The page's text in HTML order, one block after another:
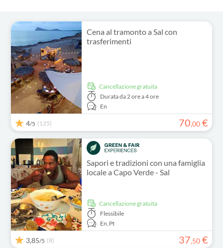
Cena al tramonto a Sal con
trasferimenti
Cancellazione gratuita
Duratada 2 ore a 4 ore
En
4/5 (125) 70,00 €
Sapori e tradizioni con una famiglia
locale a Capo Verde - Sal
Cancellazione gratuita
Flessibile
En, Pt
3,85/5 (8) 37,50 €